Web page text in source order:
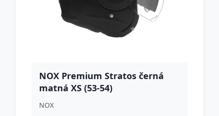
NOX Premium Stratos černá
matná XS (53-54)
NOX